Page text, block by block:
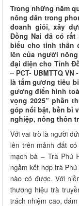
Trong những năm
nông dân trong
doanh giỏi, xây
Đồng Nai đã có
biểu cho tinh thần
lên của người
đại diện cho Tỉnh
– PCT- UBMTTQ
là tấm gương tiêu
gương điển hình
vọng 2025” phần
góp nổi bật, bền bỉ
nghiệp, nông thôn
Với vai trò là người
lên trên mảnh đất có
mạch bà – Trà Phú
ngầm kết hợp trà
nào có được. Với
thương hiệu trà
trách nhiệm cao,